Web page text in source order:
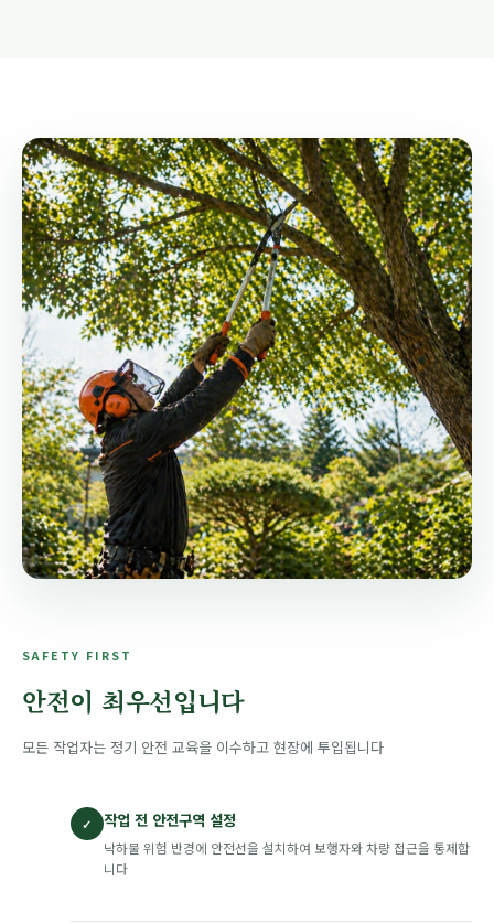
SAFETY FIRST
안전이 최우선입니다
모든 작업자는 정기 안전 교육을 이수하고 현장에 투입됩니다
✓ 작업 전 안전구역 설정
낙하물 위험 반경에 안전선을 설치하여 보행자와 차량 접근을 통제합
니다